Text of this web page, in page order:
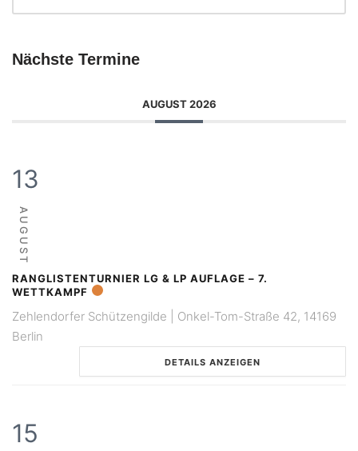
Nächste Termine
AUGUST 2026
13
AUGUST
RANGLISTENTURNIER LG & LP AUFLAGE – 7.
WETTKAMPF
Zehlendorfer Schützengilde | Onkel-Tom-Straße 42, 14169
Berlin
DETAILS ANZEIGEN
15